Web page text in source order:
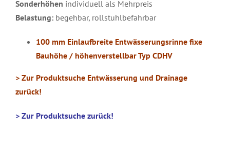
Sonderhöhen individuell als Mehrpreis
Belastung:begehbar, rollstuhlbefahrbar
100 mm Einlaufbreite Entwässerungsrinne fixe
Bauhöhe / höhenverstellbar Typ CDHV
> Zur Produktsuche Entwässerung und Drainage
zurück!
> Zur Produktsuche zurück!